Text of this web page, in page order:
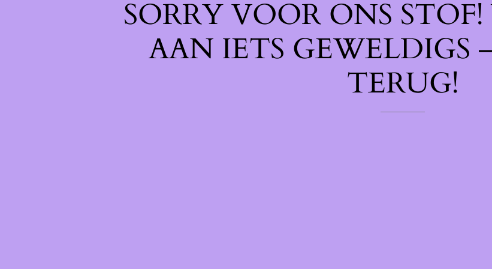
SORRY VOOR ONS
AAN IETS GEWELDIGS
TERUG!